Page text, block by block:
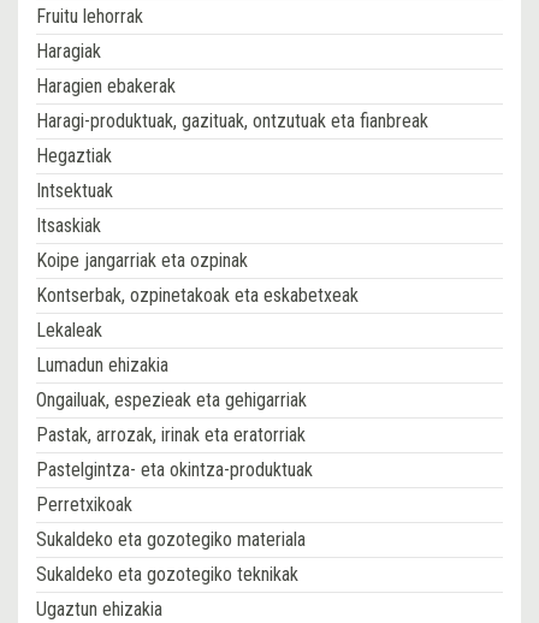
Fruitu lehorrak
Haragiak
Haragien ebakerak
Haragi-produktuak, gazituak, ontzutuak eta fianbreak
Hegaztiak
Intsektuak
Itsaskiak
Koipe jangarriak eta ozpinak
Kontserbak, ozpinetakoak eta eskabetxeak
Lekaleak
Lumadun ehizakia
Ongailuak, espezieak eta gehigarriak
Pastak, arrozak, irinak eta eratorriak
Pastelgintza- eta okintza-produktuak
Perretxikoak
Sukaldeko eta gozotegiko materiala
Sukaldeko eta gozotegiko teknikak
Ugaztun ehizakia